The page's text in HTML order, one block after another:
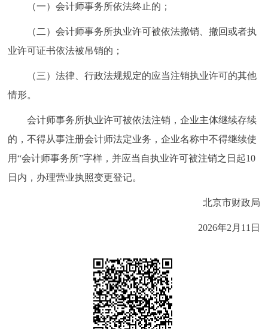
（一）会计师事务所依法终止的；
（二）会计师事务所执业许可被依法撤销、撤回或者执
业许可证书依法被吊销的；
（三）法律、行政法规规定的应当注销执业许可的其他
情形。
会计师事务所执业许可被依法注销，企业主体继续存续
的，不得从事注册会计师法定业务，企业名称中不得继续使
用“会计师事务所”字样，并应当自执业许可被注销之日起10
日内，办理营业执照变更登记。
北京市财政局
2026年2月11日